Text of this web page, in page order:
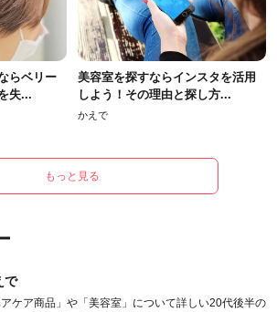
らベリー
失...
美容室を探すならインスタを活用
しよう！その理由と探し方...
かえで
もっと見る
で
アケア商品」や「美容室」について詳しい20代後半の